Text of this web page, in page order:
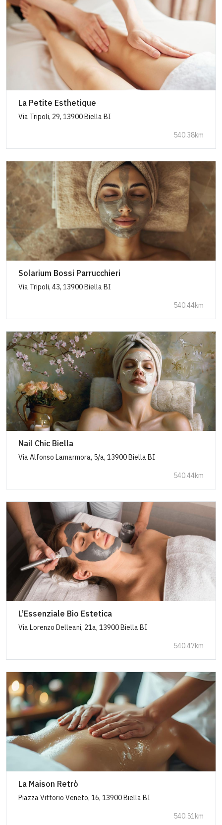
La Petite Esthetique
Via Tripoli, 29, 13900 Biella BI
540.38km
Solarium Bossi Parrucchieri
Via Tripoli, 43, 13900 Biella BI
540.44km
Nail Chic Biella
Via Alfonso Lamarmora, 5/a, 13900 Biella BI
540.44km
L’Essenziale Bio Estetica
Via Lorenzo Delleani, 21a, 13900 Biella BI
540.47km
La Maison Retrò
Piazza Vittorio Veneto, 16, 13900 Biella BI
540.51km